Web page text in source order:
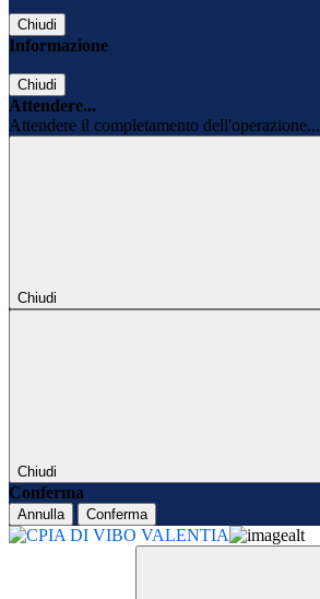
Chiudi
Informazione
Chiudi
Attendere...
Attendere il completamento dell'operazione...
Chiudi
Chiudi
Conferma
Annulla Conferma